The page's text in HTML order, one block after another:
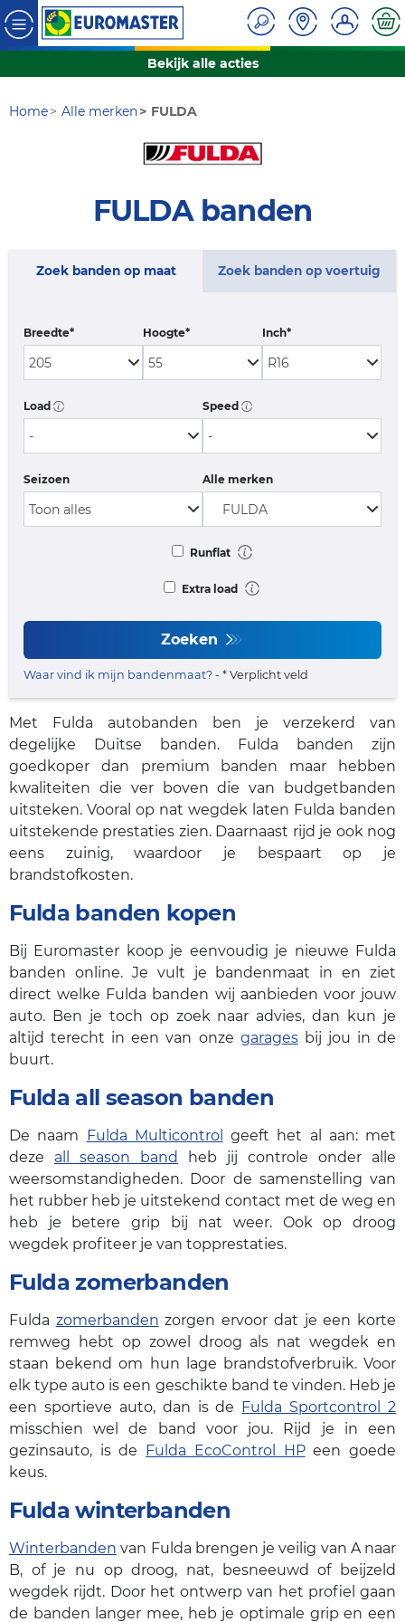
Bekijk alle acties
Home Alle merken FULDA
FULDA banden
Zoek banden op maat Zoek banden op voertuig
Breedte* Hoogte* Inch*
Load Speed
Seizoen Alle merken
Runflat
Extra load
Zoeken
Waar vind ik mijn bandenmaat? - * Verplicht veld
Met Fulda autobanden ben je verzekerd van
degelijke Duitse banden. Fulda banden zijn
goedkoper dan premium banden maar hebben
kwaliteiten die ver boven die van budgetbanden
uitsteken. Vooral op nat wegdek laten Fulda banden
uitstekende prestaties zien. Daarnaast rijd je ook nog
eens zuinig, waardoor je bespaart op je
brandstofkosten.
Fulda banden kopen
Bij Euromaster koop je eenvoudig je nieuwe Fulda
banden online. Je vult je bandenmaat in en ziet
direct welke Fulda banden wij aanbieden voor jouw
auto. Ben je toch op zoek naar advies, dan kun je
altijd terecht in een van onze garagesbij jou in de
buurt.
Fulda all season banden
De naam Fulda Multicontrol
geeft het al aan: met
deze all season band
heb jij controle onder alle
weersomstandigheden. Door de samenstelling van
het rubber heb je uitstekend contact met de weg en
heb je betere grip bij nat weer. Ook op droog
wegdek profiteer je van topprestaties.
Fulda zomerbanden
Fulda zomerbanden zorgen ervoor dat je een korte
remweg hebt op zowel droog als nat wegdek en
staan bekend om hun lage brandstofverbruik. Voor
elk type auto is een geschikte band te vinden. Heb je
een sportieve auto, dan is de
Fulda Sportcontrol 2
misschien wel de band voor jou. Rijd je in een
gezinsauto, is de
Fulda EcoControl HPeen goede
keus.
Fulda winterbanden
Winterbanden van Fulda brengen je veilig van A naar
B, of je nu op droog, nat, besneeuwd of beijzeld
wegdek rijdt. Door het ontwerp van het profiel gaan
de banden langer mee, heb je optimale grip en een